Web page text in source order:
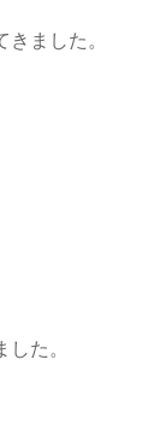
ました。
した。